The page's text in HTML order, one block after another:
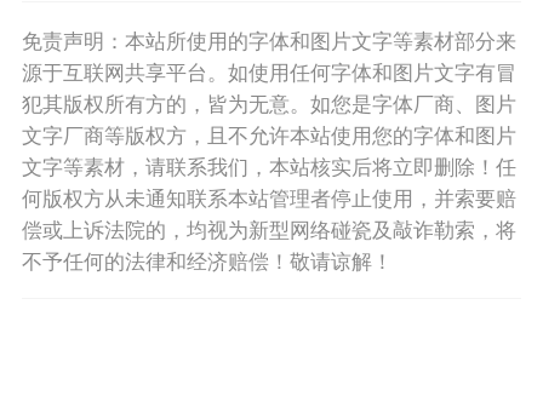
免责声明：本站所使用的字体和图片文字等素材部分来
源于互联网共享平台。如使用任何字体和图片文字有冒
犯其版权所有方的，皆为无意。如您是字体厂商、图片
文字厂商等版权方，且不允许本站使用您的字体和图片
文字等素材，请联系我们，本站核实后将立即删除！任
何版权方从未通知联系本站管理者停止使用，并索要赔
偿或上诉法院的，均视为新型网络碰瓷及敲诈勒索，将
不予任何的法律和经济赔偿！敬请谅解！